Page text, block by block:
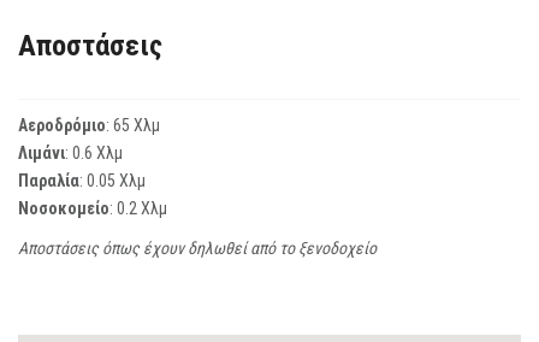
Αποστάσεις
Αεροδρόμιο: 65 Χλμ
Λιμάνι: 0.6 Χλμ
Παραλία: 0.05 Χλμ
Νοσοκομείο: 0.2 Χλμ
Αποστάσεις όπως έχουν δηλωθεί από το ξενοδοχείο